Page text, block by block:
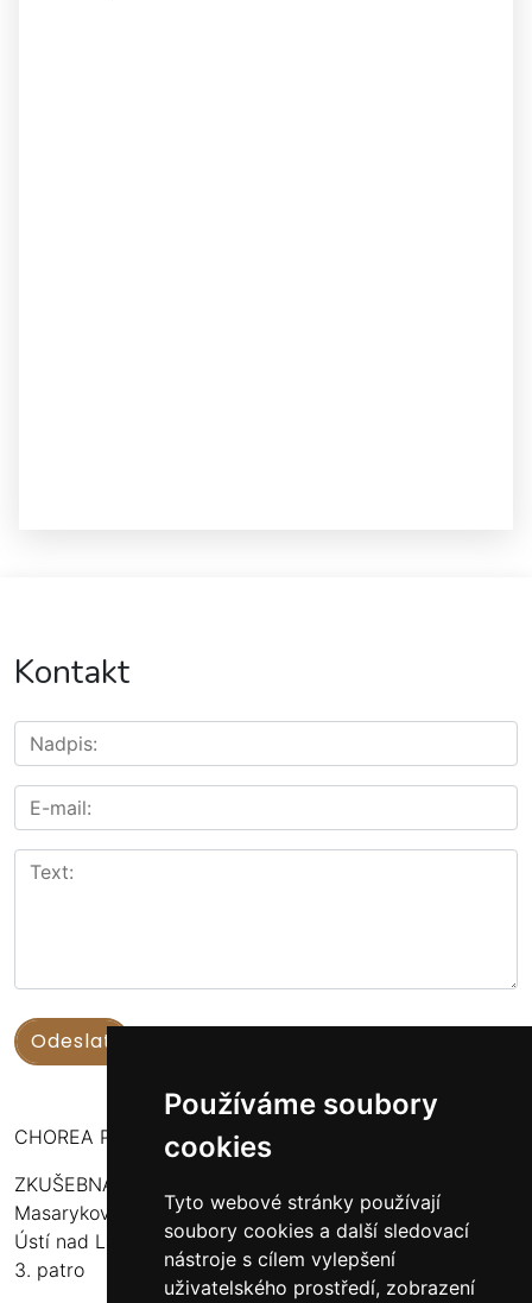
Používáme soubory
cookies
Tyto webové stránky používají
soubory cookies a další sledovací
nástroje s cílem vylepšení
uživatelského prostředí, zobrazení
Kontakt
CHOREA PUERI USTENSIS
ZKUŠEBNA:
Masarykova 316
Ústí nad Labem - Bukov Rondel
3. patro